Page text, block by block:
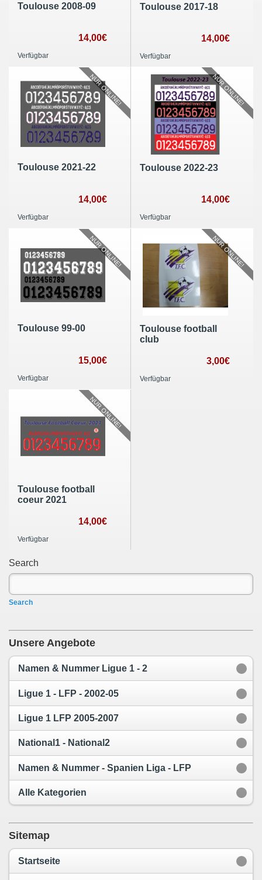
Toulouse 2008-09
14,00€
Verfügbar
Toulouse 2017-18
14,00€
Verfügbar
Toulouse 2021-22
14,00€
Verfügbar
NUR ONLINE!
Toulouse 2022-23
14,00€
Verfügbar
NUR ONLINE!
Toulouse 99-00
15,00€
Verfügbar
NUR ONLINE!
Toulouse football
club
3,00€
Verfügbar
NUR ONLINE!
Toulouse football
coeur 2021
14,00€
Verfügbar
NUR ONLINE!
Search
Search
Unsere Angebote
Namen & Nummer Ligue 1 - 2
Ligue 1 - LFP - 2002-05
Ligue 1 LFP 2005-2007
National1 - National2
Namen & Nummer - Spanien Liga - LFP
Alle Kategorien
Sitemap
Startseite